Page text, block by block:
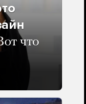
что